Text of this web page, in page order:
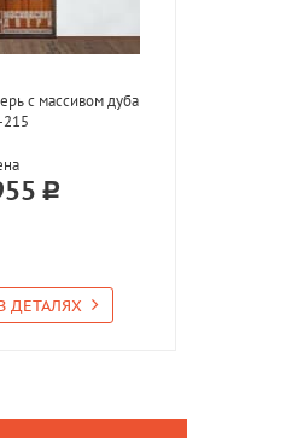
с массивом дуба
ДЕТАЛЯХ